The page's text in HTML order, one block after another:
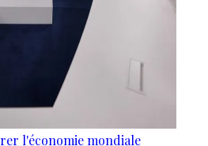
l'économie mondiale